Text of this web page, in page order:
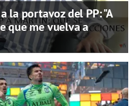
la portavoz del PP: "A
que me vuelva a